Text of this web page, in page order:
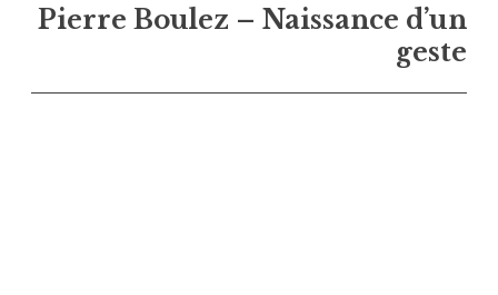
Pierre Boulez – Naissance d’un
geste